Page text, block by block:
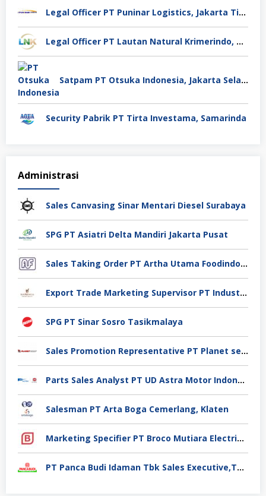
Legal Officer PT Puninar Logistics, Jakarta Timur
Legal Officer PT Lautan Natural Krimerindo, Mojokerto
Satpam PT Otsuka Indonesia, Jakarta Selatan
Security Pabrik PT Tirta Investama, Samarinda
Administrasi
Sales Canvasing Sinar Mentari Diesel Surabaya
SPG PT Asiatri Delta Mandiri Jakarta Pusat
Sales Taking Order PT Artha Utama Foodindo Tangerang
Export Trade Marketing Supervisor PT Industri Jamu Dan Farmasi Sido Muncul Tbk, Jakarta
SPG PT Sinar Sosro Tasikmalaya
Sales Promotion Representative PT Planet selancar Mandiri, Pontianak
Parts Sales Analyst PT UD Astra Motor Indonesia, Jakarta Utara
Salesman PT Arta Boga Cemerlang, Klaten
Marketing Specifier PT Broco Mutiara Electrical Industry, Tangerang
PT Panca Budi Idaman Tbk Sales Executive,Tangerang